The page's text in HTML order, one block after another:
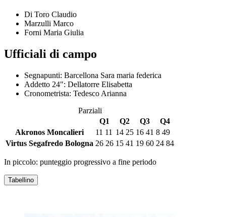
Di Toro Claudio
Marzulli Marco
Forni Maria Giulia
Ufficiali di campo
Segnapunti: Barcellona Sara maria federica
Addetto 24": Dellatorre Elisabetta
Cronometrista: Tedesco Arianna
Parziali
Q1
Q2 Q3
Q4
Akronos Moncalieri
11 11 14 25 16 41 8 49
Virtus Segafredo Bologna 26 26 15 41 19 60 24 84
In piccolo: punteggio progressivo a fine periodo
Tabellino